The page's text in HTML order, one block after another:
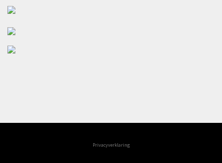
Privacyverklaring